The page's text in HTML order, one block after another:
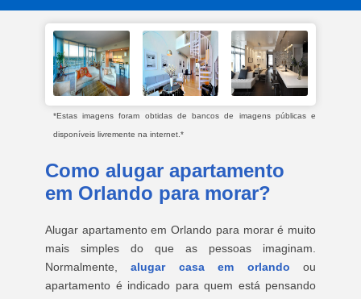
*Estas imagens foram obtidas de bancos de imagens públicas e
disponíveis livremente na internet.*
Como alugar apartamento
em Orlando para morar?
Alugar apartamento em Orlando para morar é muito
mais simples do que as pessoas imaginam.
Normalmente,alugar casa em orlando ou
apartamento é indicado para quem está pensando